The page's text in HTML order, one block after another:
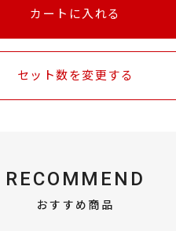
カートに入れる
セット数を変更する
RECOMMEND
おすすめ商品